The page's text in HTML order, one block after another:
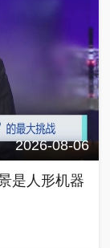
2026-08-06
是人形机器